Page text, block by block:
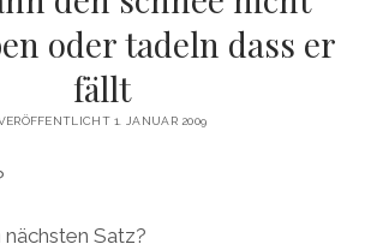
MEINE WEBSITE
oder tadeln dass er
fällt
1. JANUAR 2009
nächsten Satz?